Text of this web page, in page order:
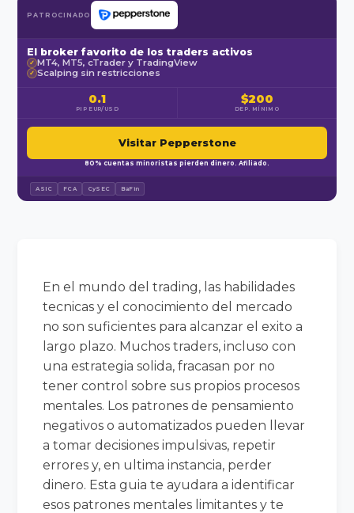
PATROCINADO
El broker favorito de los traders activos
✓ MT4, MT5, cTrader y TradingView
✓ Scalping sin restricciones
0.1
PIP EUR/USD
$200
DEP. MÍNIMO
Visitar Pepperstone
80% cuentas minoristas pierden dinero. Afiliado.
ASIC FCA CySEC BaFin
En el mundo del trading, las habilidades
tecnicas y el conocimiento del mercado
no son suficientes para alcanzar el exito a
largo plazo. Muchos traders, incluso con
una estrategia solida, fracasan por no
tener control sobre sus propios procesos
mentales. Los patrones de pensamiento
negativos o automatizados pueden llevar
a tomar decisiones impulsivas, repetir
errores y, en ultima instancia, perder
dinero. Esta guia te ayudara a identificar
esos patrones mentales limitantes y te